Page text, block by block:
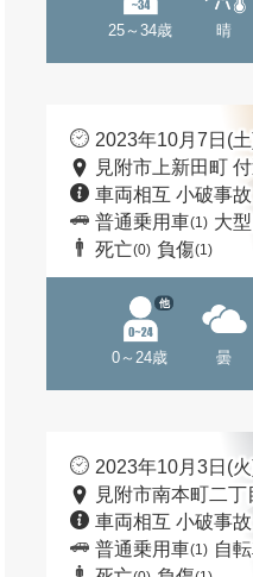
25～34歳 晴
2023年10月7日(
見附市上新田町
車両相互 小破事故
普通乗用車(1) 大
死亡(0) 負傷(1)
0～24歳
他
曇
2023年10月3日(
見附市南本町二丁
車両相互 小破事故
普通乗用車(1) 自